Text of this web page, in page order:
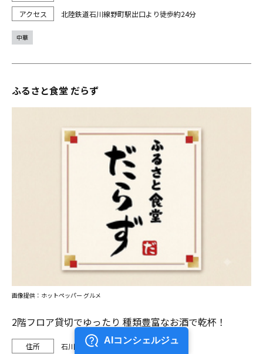
北陸鉄道石川線野町駅出口より徒歩約24分
中華
ふるさと食堂 だらず
2階フロア貸切でゆったり 種類豊富なお酒で乾杯！
石川県金沢市柿木畠3-3
画像提供：ホットペッパー グルメ